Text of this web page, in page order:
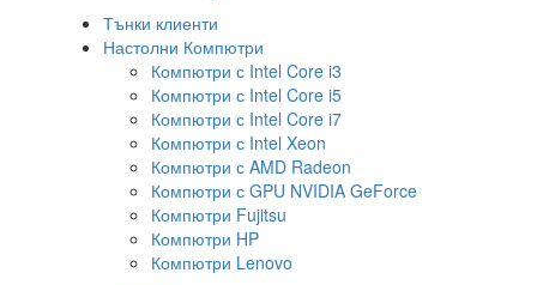
Тънки клиенти
Настолни Компютри
Компютри с Intel Core i3
Компютри с Intel Core i5
Компютри с Intel Core i7
Компютри с Intel Xeon
Компютри с AMD Radeon
Компютри с GPU NVIDIA GeForce
Компютри Fujitsu
Компютри HP
Компютри Lenovo